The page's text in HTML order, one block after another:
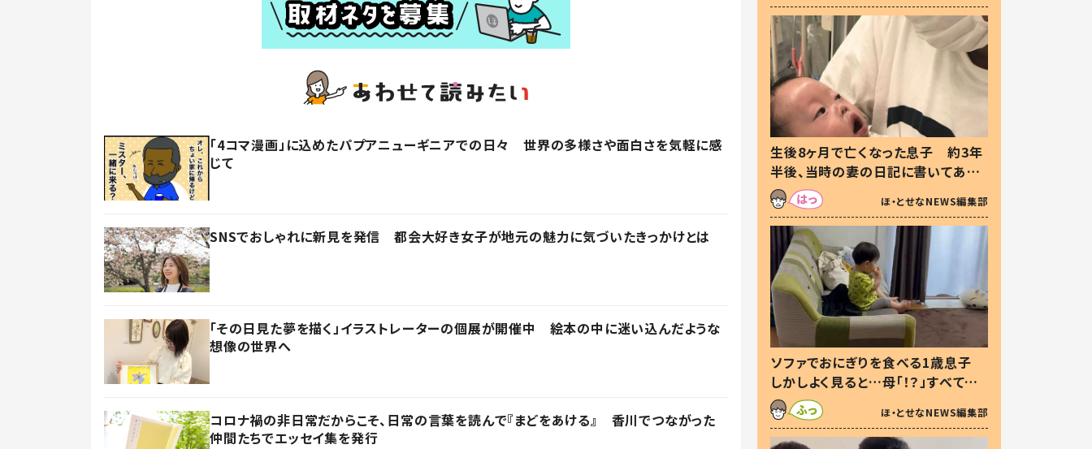
「4コマ漫画」に込めたパプアニューギニアでの日々 世界の多様さや面白さを気軽に感
じて
SNSでおしゃれに新見を発信 都会大好き女子が地元の魅力に気づいたきっかけとは
「その日見た夢を描く」イラストレーターの個展が開催中 絵本の中に迷い込んだような
想像の世界へ
コロナ禍の非日常だからこそ、日常の言葉を読んで『まどをあける』 香川でつながった
仲間たちでエッセイ集を発行
生後8ヶ月で亡くなった息子 約3年
半後、当時の妻の日記に書いてあっ
た本音とは
ほ・とせなNEWS編集部
ソファでおにぎりを食べる1歳息子
しかしよく見ると…母「！？」すべてを
察した母の投稿に「可愛いから許
す！」「現行犯〜」
ほ・とせなNEWS編集部